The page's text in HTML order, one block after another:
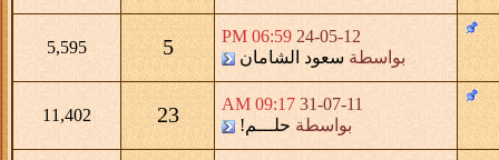
24-05-12
06:59 PM
بواسطة سعود الشامان 5
5,595
31-07-11
09:17 AM
بواسطة حلـــم! 23
11,402